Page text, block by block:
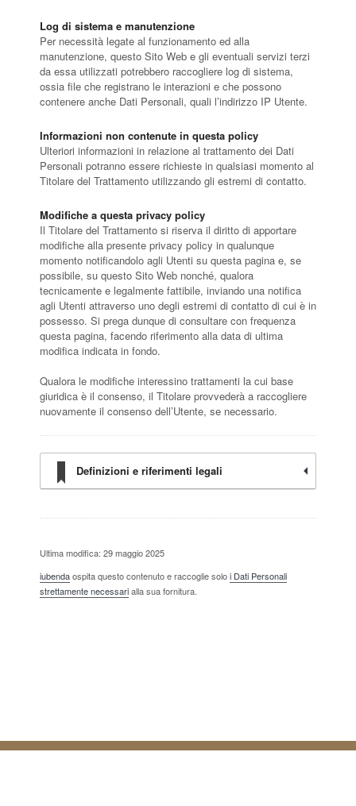
Log di sistema e manutenzione
Per necessità legate al funzionamento ed alla
manutenzione, questo Sito Web e gli eventuali servizi terzi
da essa utilizzati potrebbero raccogliere log di sistema,
ossia file che registrano le interazioni e che possono
contenere anche Dati Personali, quali l’indirizzo IP Utente.
Informazioni non contenute in questa policy
Ulteriori informazioni in relazione al trattamento dei Dati
Personali potranno essere richieste in qualsiasi momento al
Titolare del Trattamento utilizzando gli estremi di contatto.
Modifiche a questa privacy policy
Il Titolare del Trattamento si riserva il diritto di apportare
modifiche alla presente privacy policy in qualunque
momento notificandolo agli Utenti su questa pagina e, se
possibile, su questo Sito Web nonché, qualora
tecnicamente e legalmente fattibile, inviando una notifica
agli Utenti attraverso uno degli estremi di contatto di cui è in
possesso. Si prega dunque di consultare con frequenza
questa pagina, facendo riferimento alla data di ultima
modifica indicata in fondo.
Qualora le modifiche interessino trattamenti la cui base
giuridica è il consenso, il Titolare provvederà a raccogliere
nuovamente il consenso dell’Utente, se necessario.
Definizioni e riferimenti legali
Ultima modifica: 29 maggio 2025
iubendaospita questo contenuto e raccoglie soloi Dati Personali
strettamente necessarialla sua fornitura.